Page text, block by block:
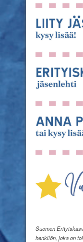
Suomen
henkilön, joka on